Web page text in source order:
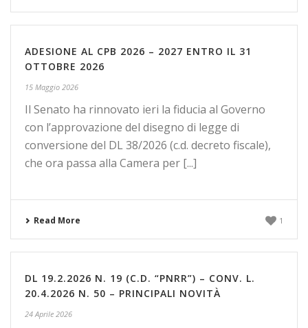
ADESIONE AL CPB 2026 – 2027 ENTRO IL 31
OTTOBRE 2026
15 Maggio 2026
Il Senato ha rinnovato ieri la fiducia al Governo
con l’approvazione del disegno di legge di
conversione del DL 38/2026 (c.d. decreto fiscale),
che ora passa alla Camera per [...]
Read More 1
DL 19.2.2026 N. 19 (C.D. “PNRR”) – CONV. L.
20.4.2026 N. 50 – PRINCIPALI NOVITÀ
24 Aprile 2026